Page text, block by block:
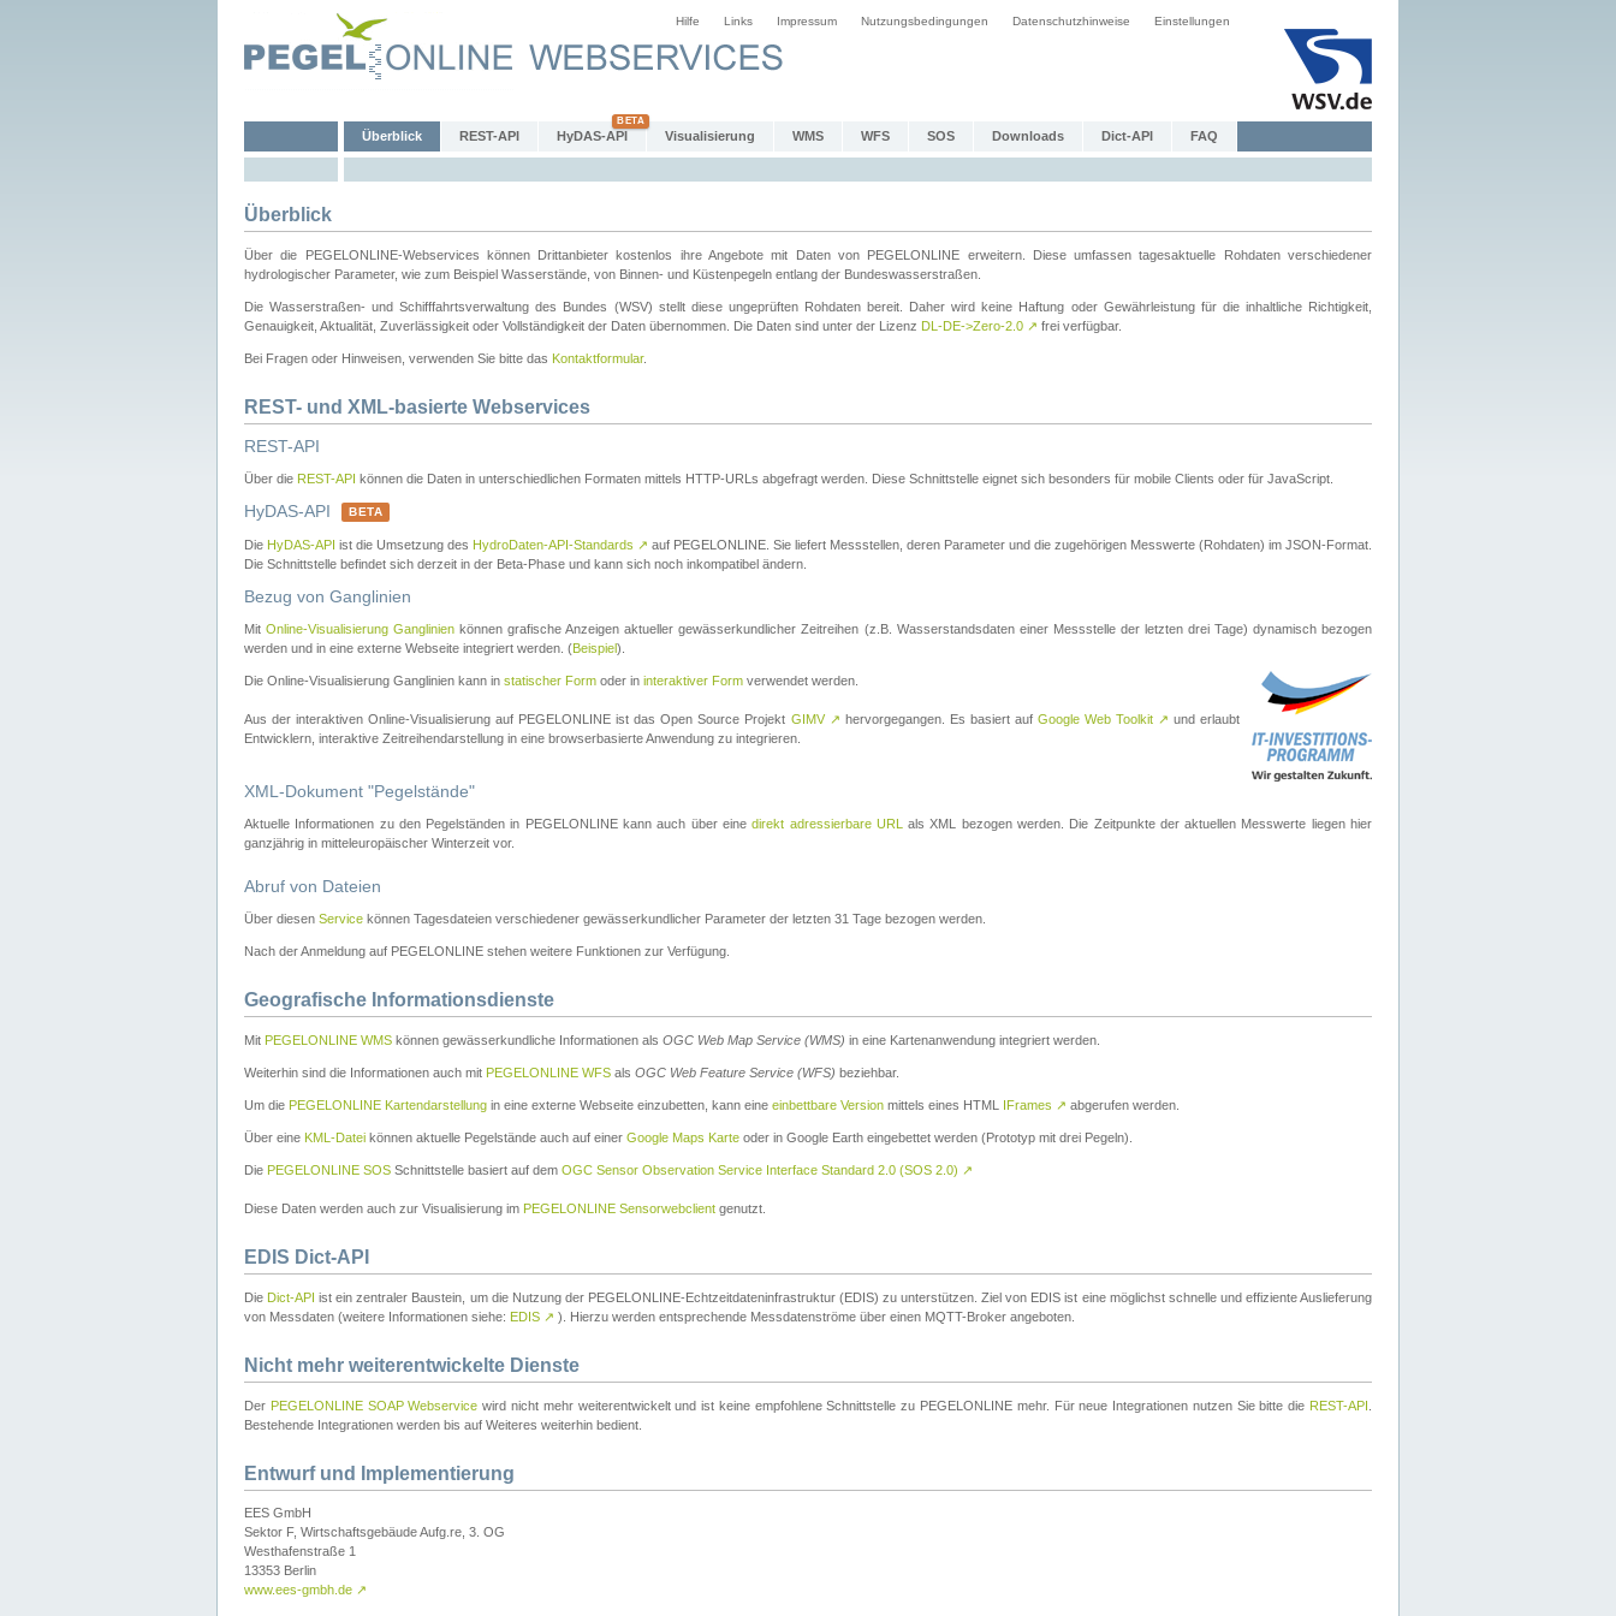
Hilfe Links Impressum Nutzungsbedingungen Datenschutzhinweise Einstellungen
Überblick REST-API HyDAS-API Visualisierung WMS WFS SOS Downloads Dict-API FAQ
Überblick
Über die PEGELONLINE-Webservices können Drittanbieter kostenlos ihre Angebote mit Daten von PEGELONLINE erweitern. Diese umfassen tagesaktuelle Rohdaten verschiedener
hydrologischer Parameter, wie zum Beispiel Wasserstände, von Binnen- und Küstenpegeln entlang der Bundeswasserstraßen.
Die Wasserstraßen- und Schifffahrtsverwaltung des Bundes (WSV) stellt diese ungeprüften Rohdaten bereit. Daher wird keine Haftung oder Gewährleistung für die inhaltliche Richtigkeit,
Genauigkeit, Aktualität, Zuverlässigkeit oder Vollständigkeit der Daten übernommen. Die Daten sind unter der Lizenz DL-DE->Zero-2.0 ↗ frei verfügbar.
Bei Fragen oder Hinweisen, verwenden Sie bitte das Kontaktformular.
REST- und XML-basierte Webservices
REST-API
Über die REST-API können die Daten in unterschiedlichen Formaten mittels HTTP-URLs abgefragt werden. Diese Schnittstelle eignet sich besonders für mobile Clients oder für JavaScript.
HyDAS-API BETA
Die HyDAS-API ist die Umsetzung des HydroDaten-API-Standards ↗ auf PEGELONLINE. Sie liefert Messstellen, deren Parameter und die zugehörigen Messwerte (Rohdaten) im JSON-Format.
Die Schnittstelle befindet sich derzeit in der Beta-Phase und kann sich noch inkompatibel ändern.
Bezug von Ganglinien
MitOnline-Visualisierung Ganglinien können grafische Anzeigen aktueller gewässerkundlicher Zeitreihen (z.B. Wasserstandsdaten einer Messstelle der letzten drei Tage) dynamisch bezogen
werden und in eine externe Webseite integriert werden. (Beispiel).
Die Online-Visualisierung Ganglinien kann in statischer Form oder in interaktiver Form verwendet werden.
Aus der interaktiven Online-Visualisierung auf PEGELONLINE ist das Open Source Projekt GIMV ↗ hervorgegangen. Es basiert auf Google Web Toolkit ↗ und erlaubt
Entwicklern, interaktive Zeitreihendarstellung in eine browserbasierte Anwendung zu integrieren.
XML-Dokument "Pegelstände"
Aktuelle Informationen zu den Pegelständen in PEGELONLINE kann auch über einedirekt adressierbare URL
als XML bezogen werden. Die Zeitpunkte der aktuellen Messwerte liegen hier
ganzjährig in mitteleuropäischer Winterzeit vor.
Abruf von Dateien
Über diesen Service können Tagesdateien verschiedener gewässerkundlicher Parameter der letzten 31 Tage bezogen werden.
Nach der Anmeldung auf PEGELONLINE stehen weitere Funktionen zur Verfügung.
Geografische Informationsdienste
Mit PEGELONLINE WMS können gewässerkundliche Informationen als OGC Web Map Service (WMS) in eine Kartenanwendung integriert werden.
Weiterhin sind die Informationen auch mit PEGELONLINE WFS als OGC Web Feature Service (WFS) beziehbar.
Um die PEGELONLINE Kartendarstellung in eine externe Webseite einzubetten, kann eine einbettbare Version mittels eines HTML IFrames ↗ abgerufen werden.
Über eine KML-Datei können aktuelle Pegelstände auch auf einer Google Maps Karte oder in Google Earth eingebettet werden (Prototyp mit drei Pegeln).
Die PEGELONLINE SOS Schnittstelle basiert auf dem OGC Sensor Observation Service Interface Standard 2.0 (SOS 2.0) ↗
Diese Daten werden auch zur Visualisierung im PEGELONLINE Sensorwebclient genutzt.
EDIS Dict-API
Die Dict-API ist ein zentraler Baustein, um die Nutzung der PEGELONLINE-Echtzeitdateninfrastruktur (EDIS) zu unterstützen. Ziel von EDIS ist eine möglichst schnelle und effiziente Auslieferung
von Messdaten (weitere Informationen siehe: EDIS ↗ ). Hierzu werden entsprechende Messdatenströme über einen MQTT-Broker angeboten.
Nicht mehr weiterentwickelte Dienste
Der PEGELONLINE SOAP Webservice wird nicht mehr weiterentwickelt und ist keine empfohlene Schnittstelle zu PEGELONLINE mehr. Für neue Integrationen nutzen Sie bitte die REST-API
Bestehende Integrationen werden bis auf Weiteres weiterhin bedient.
Entwurf und Implementierung
EES GmbH
Sektor F, Wirtschaftsgebäude Aufg.re, 3. OG
Westhafenstraße 1
13353 Berlin
www.ees-gmbh.de ↗